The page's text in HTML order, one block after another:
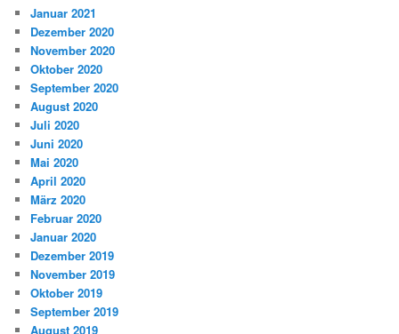
Januar 2021
Dezember 2020
November 2020
Oktober 2020
September 2020
August 2020
Juli 2020
Juni 2020
Mai 2020
April 2020
März 2020
Februar 2020
Januar 2020
Dezember 2019
November 2019
Oktober 2019
September 2019
August 2019